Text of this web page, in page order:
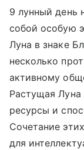
9 лунный день
собой особую
Луна в знаке
несколько
активному
Растущая Луна
ресурсы и
Сочетание
для